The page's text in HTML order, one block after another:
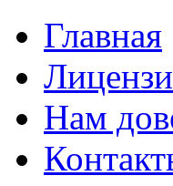
Главная
Нам